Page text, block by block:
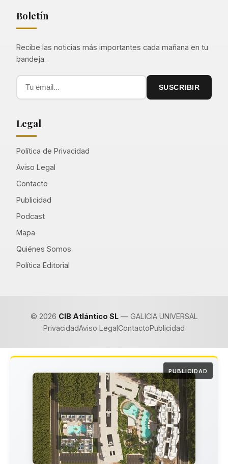
Boletín
Recibe las noticias más importantes cada mañana en tu
bandeja.
SUSCRIBIR
Legal
Política de Privacidad
Aviso Legal
Contacto
Publicidad
Podcast
Mapa
Quiénes Somos
Política Editorial
© 2026 CIB Atlántico SL— GALICIA UNIVERSAL
PrivacidadAviso LegalContactoPublicidad
PUBLICIDAD